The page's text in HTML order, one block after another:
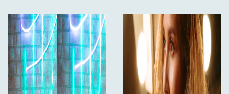
dette filter problemfrit i mattebokse for hurtige
skift mellem linser. Det er særligt værdifuldt i:
Spillefilm – Skabelse af nostalgiske, romantiske
eller følelsesladede atmosfærer.
Reklamer – Levering af polerede skønhedsbilleder